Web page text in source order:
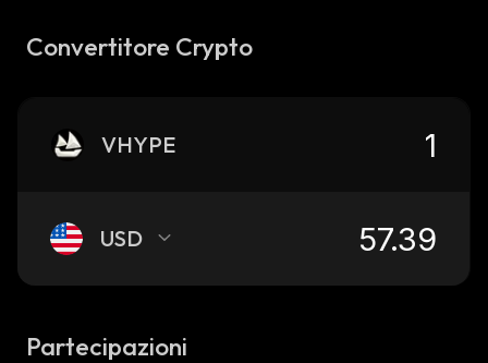
Convertitore Crypto
VHYPE
USD
Partecipazioni